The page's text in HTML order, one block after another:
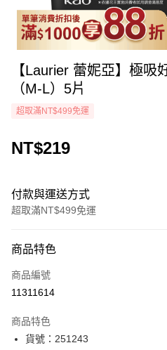
【Laurier 蕾妮亞】極吸
（M-L）5片
超取滿NT$499免運
NT$219
付款與運送方式
超取滿NT$499免運
icash Pay
信用卡一次付款
LINE Pay
商品特色
商品編號
11311614
商品特色
貨號：251243